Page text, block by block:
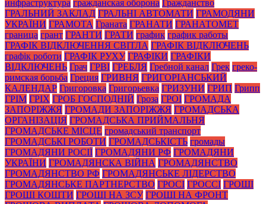
инфраструктура гражданская оборона Гражданство
ГРАЛЬНИЙ ЗАКЛАД ГРАЛЬНІ АВТОМАТИ ГРАМОДЯНИ
УКРАЇНИ ГРАМОТА Граната ГРАНАТИ ГРАНАТОМЕТ
граница грант ГРАНТИ ГРАТИ график график работы
ГРАФІК ВІДКЛЮЧЕННЯ СВІТЛА ГРАФІК ВІДКЛЮЧЕНЬ
графік роботи ГРАФІК РУХУ ГРАФІКИ ГРАФІКИ
ВІДКЛЮЧЕНЬ Грач ГРВІ ГРЕБЛЯ Гребной канал Грек греко-
римская борьба Греция ГРИВНЯ ГРИГОРІАНСЬКИЙ
КАЛЕНДАР Григоровка Григорьевка ГРИЗУНИ ГРИП Грипп
ГРІМ ГРІХ ГРОБ ГОСПОДНІЙ Гроза ГРОІ ГРОМАДА
ЗАПОРІЖЖЯ ГРОМАДИ ЗАПОРІЖЖЯ ГРОМАДСЬКА
ОРГАНІЗАЦІЯ ГРОМАДСЬКА ПРИЙМАЛЬНЯ
ГРОМАДСЬКЕ МІСЦЕ громадський транспорт
ГРОМАДСЬКІ РОБОТИ ГРОМАДСЬКІСТЬ громады
ГРОМАДЯНИ РОСІЇ ГРОМАДЯНИ РФ ГРОМАДЯНИ
УКРАЇНИ ГРОМАДЯНСКА ВІЙНА ГРОМАДЯНСТВО
ГРОМАДЯНСТВО РФ ГРОМАДЯНСЬКЕ ЛІДЕРСТВО
ГРОМАДЯНСЬКЕ ПАРТНЕРСТВО ГРОСІ ГРОССІ ГРОШІ
ГРОШІ КОШТИ ГРОШІ НА ЗСУ ГРОШІ НА ФРОНТ